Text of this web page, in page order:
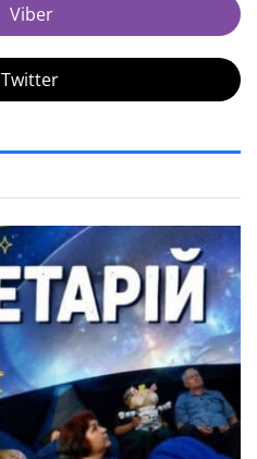
Viber
Twitter